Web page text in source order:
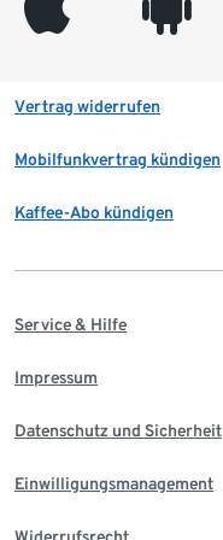
Vertrag widerrufen
Mobilfunkvertrag kündigen
Kaffee-Abo kündigen
Service & Hilfe
Impressum
Datenschutz und Sicherheit
Einwilligungsmanagement